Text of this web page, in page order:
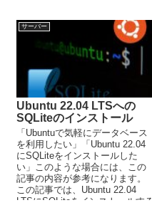
て、この記事では解説していま
サーバー
Ubuntu 22.04 LTSへの
SQLiteのインストール
「Ubuntuで気軽にデータベース
を利用したい」「Ubuntu 22.04
にSQLiteをインストールした
い」このような場合には、この
記事の内容が参考になります。
この記事では、Ubuntu 22.04
LTSにSQLiteをインストールする